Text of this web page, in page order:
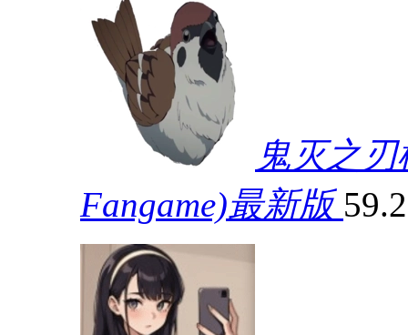
鬼灭之刃
Fangame)最新版